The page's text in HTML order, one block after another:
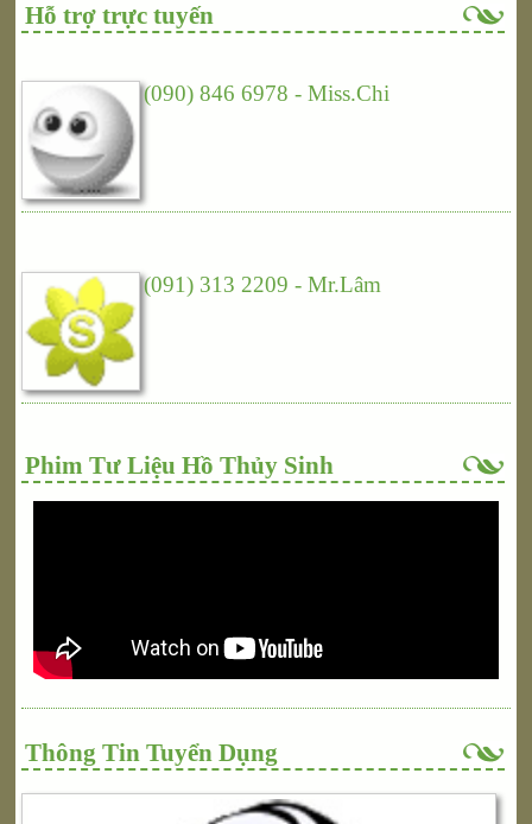
Hỗ trợ trực tuyến
(090) 846 6978 - Miss.Chi
(091) 313 2209 - Mr.Lâm
Phim Tư Liệu Hồ Thủy Sinh
Thông Tin Tuyển Dụng